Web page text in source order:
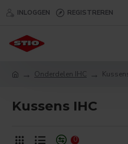
INLOGGEN REGISTREREN
Onderdelen IHC
Kussens IHC
0